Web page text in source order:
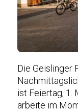
Die Geislinger
ist Feiertag, 1.
arbeite im